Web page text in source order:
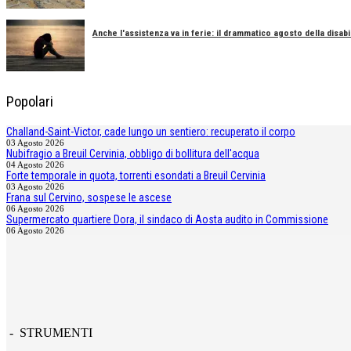
Anche l'assistenza va in ferie: il drammatico agosto della
Popolari
Challand-Saint-Victor, cade lungo un sentiero: recuperato il corpo
03 Agosto 2026
Nubifragio a Breuil Cervinia, obbligo di bollitura dell'acqua
04 Agosto 2026
Forte temporale in quota, torrenti esondati a Breuil Cervinia
03 Agosto 2026
Frana sul Cervino, sospese le ascese
06 Agosto 2026
Supermercato quartiere Dora, il sindaco di Aosta audito in Commissione
06 Agosto 2026
- STRUMENTI